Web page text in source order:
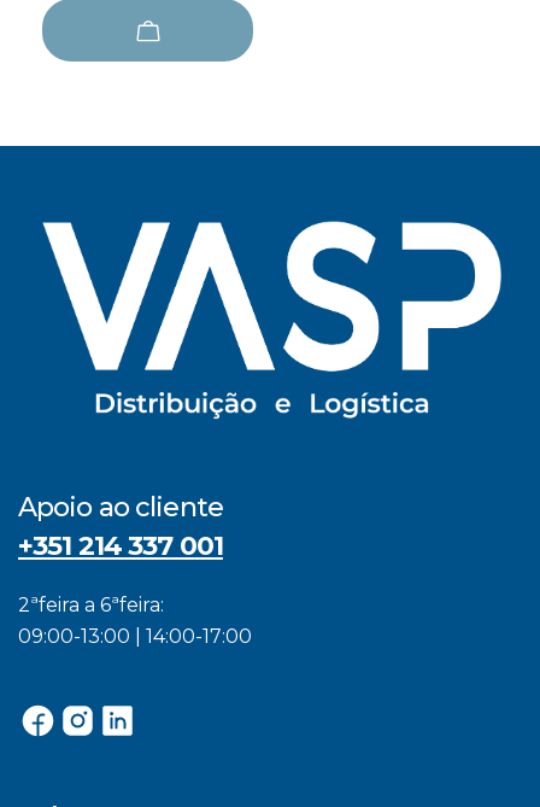
Apoio ao cliente
+351 214 337 001
2ªfeira a 6ªfeira:
09:00-13:00 | 14:00-17:00